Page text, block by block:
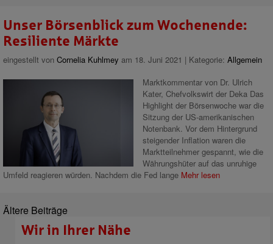
Unser Börsenblick zum Wochenende:
Resiliente Märkte
eingestellt von Cornelia Kuhlmey am 18. Juni 2021 | Kategorie: Allgemein
Marktkommentar von Dr. Ulrich
Kater, Chefvolkswirt der Deka Das
Highlight der Börsenwoche war die
Sitzung der US-amerikanischen
Notenbank. Vor dem Hintergrund
steigender Inflation waren die
Marktteilnehmer gespannt, wie die
Währungshüter auf das unruhige
Umfeld reagieren würden. Nachdem die Fed lange Mehr lesen
Ältere Beiträge
Wir in Ihrer Nähe